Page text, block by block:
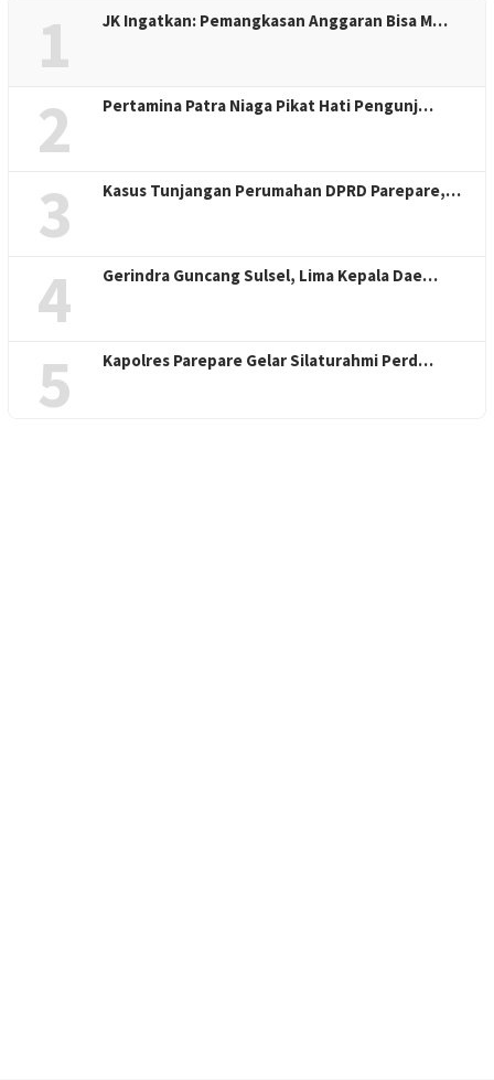
1 JK Ingatkan: Pemangkasan Anggaran Bisa M…
2 Pertamina Patra Niaga Pikat Hati Pengunj…
3 Kasus Tunjangan Perumahan DPRD Parepare,…
4 Gerindra Guncang Sulsel, Lima Kepala Dae…
5 Kapolres Parepare Gelar Silaturahmi Perd…